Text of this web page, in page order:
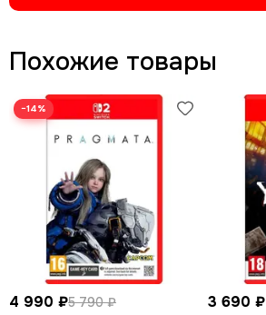
Похожие товары
−14%
4 990 ₽5 790 ₽
3 690 ₽